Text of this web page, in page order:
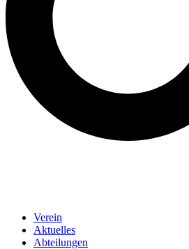
Verein
Aktuelles
Abteilungen